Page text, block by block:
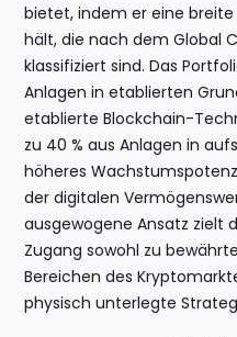
bietet, indem er eine
hält, die nach dem Global
klassifiziert sind. Das
Anlagen in etablierten
etablierte Blockchain-
zu 40 % aus Anlagen in
höheres
der digitalen
ausgewogene Ansatz zielt
Zugang sowohl zu
Bereichen des
physisch unterlegte